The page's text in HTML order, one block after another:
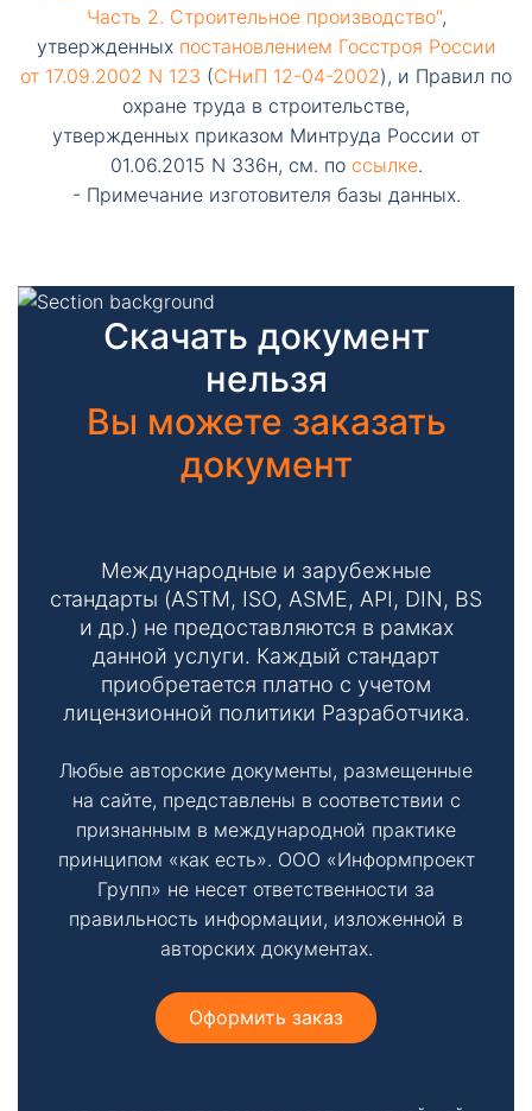
Часть 2. Строительное производство",
утвержденных постановлением Госстроя России
от 17.09.2002 N 123 (СНиП 12-04-2002), и Правил по
охране труда в строительстве,
утвержденных приказом Минтруда России от
01.06.2015 N 336н, см. по ссылке.
- Примечание изготовителя базы данных.
Скачать документ
нельзя
Вы можете заказать
документ
Международные и зарубежные
стандарты (ASTM, ISO, ASME, API, DIN, BS
и др.) не предоставляются в рамках
данной услуги. Каждый стандарт
приобретается платно с учетом
лицензионной политики Разработчика.
Любые авторские документы, размещенные
на сайте, представлены в соответствии с
признанным в международной практике
принципом «как есть». ООО «Информпроект
Групп» не несет ответственности за
правильность информации, изложенной в
авторских документах.
Оформить заказ